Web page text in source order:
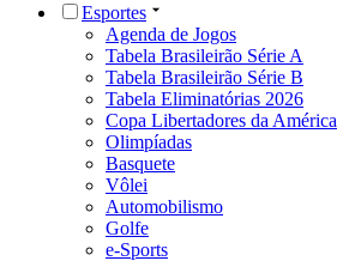
Esportes
Agenda de Jogos
Tabela Brasileirão Série A
Tabela Brasileirão Série B
Tabela Eliminatórias 2026
Copa Libertadores da América
Olimpíadas
Basquete
Vôlei
Automobilismo
Golfe
e-Sports